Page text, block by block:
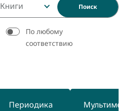
Книги Поиск
По любому
соответствию
Периодика